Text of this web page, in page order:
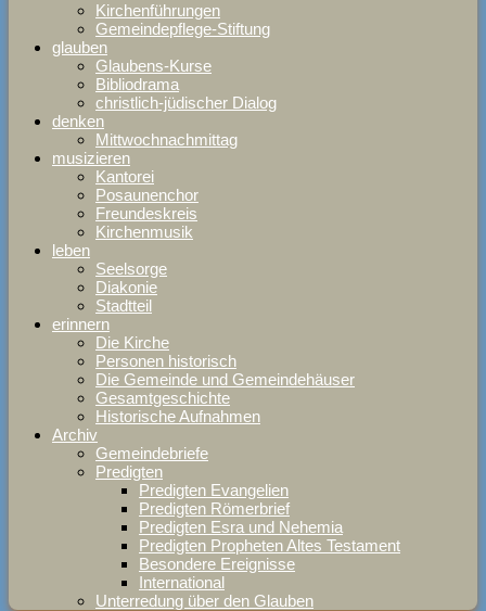
Kirchenführungen
Gemeindepflege-Stiftung
glauben
Glaubens-Kurse
Bibliodrama
christlich-jüdischer Dialog
denken
Mittwochnachmittag
musizieren
Kantorei
Posaunenchor
Freundeskreis
Kirchenmusik
leben
Seelsorge
Diakonie
Stadtteil
erinnern
Die Kirche
Personen historisch
Die Gemeinde und Gemeindehäuser
Gesamtgeschichte
Historische Aufnahmen
Archiv
Gemeindebriefe
Predigten
Predigten Evangelien
Predigten Römerbrief
Predigten Esra und Nehemia
Predigten Propheten Altes Testament
Besondere Ereignisse
International
Unterredung über den Glauben